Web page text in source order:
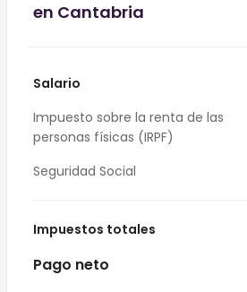
en Cantabria
Salario
Impuesto sobre la renta de las
personas físicas (IRPF)
Seguridad Social
Impuestos totales
Pago neto